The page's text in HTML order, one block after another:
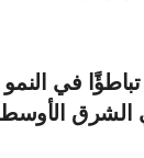
في النمو
الشرق الأوسط